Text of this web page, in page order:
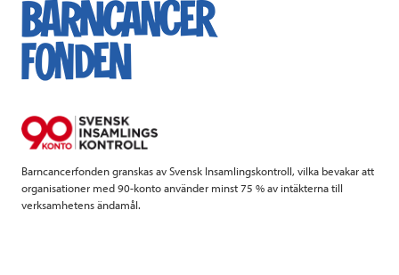
Barncancerfonden granskas av Svensk Insamlingskontroll, vilka bevakar att
organisationer med 90-konto använder minst 75 % av intäkterna till
verksamhetens ändamål.